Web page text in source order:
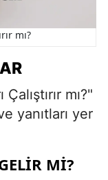
mı?
mı?"
yanıtları yer
MI?